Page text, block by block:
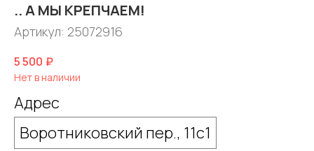
.. А МЫ КРЕПЧАЕМ!
Артикул: 25072916
5 500 ₽
Нет в наличии
Адрес
Воротниковский пер., 11с1